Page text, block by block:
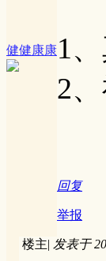
健健康康1
2
回复
举报
楼主| 发表于